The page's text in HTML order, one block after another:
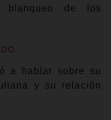
de los
a hablar sobre su
y su relación